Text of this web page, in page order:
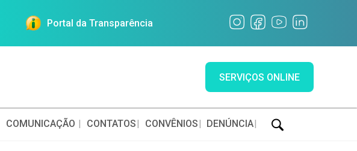
Portal da Transparência
SERVIÇOS ONLINE
COMUNICAÇÃO CONTATOS CONVÊNIOS DENÚNCIA